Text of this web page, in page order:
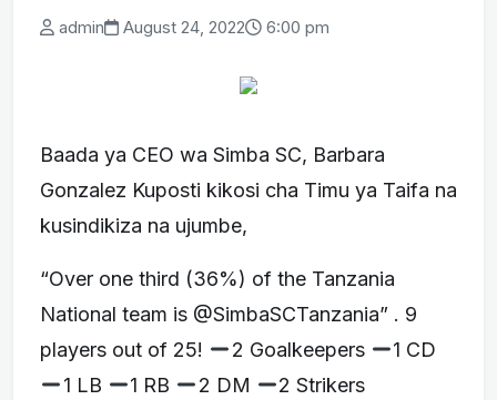
admin August 24, 2022 6:00 pm
Baada ya CEO wa Simba SC, Barbara
Gonzalez Kuposti kikosi cha Timu ya Taifa na
kusindikiza na ujumbe,
“Over one third (36%) of the Tanzania
National team is @SimbaSCTanzania” . 9
players out of 25!
2 Goalkeepers
1 CD
1 LB
1 RB 2 DM 2 Strikers